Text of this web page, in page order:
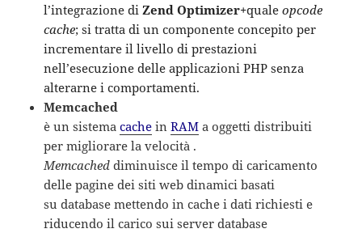
l’integrazione diZend Optimizer+qualeopcode
cache; si tratta di un componente concepito per
incrementare il livello di prestazioni
nell’esecuzione delle applicazioni PHP senza
alterarne i comportamenti.
Memcached
è un sistemacache inRAM a oggetti distribuiti
per migliorare la velocità .
Memcached diminuisce il tempo di caricamento
delle pagine dei siti web dinamici basati
su database mettendo in cache i dati richiesti e
riducendo il carico sui server database